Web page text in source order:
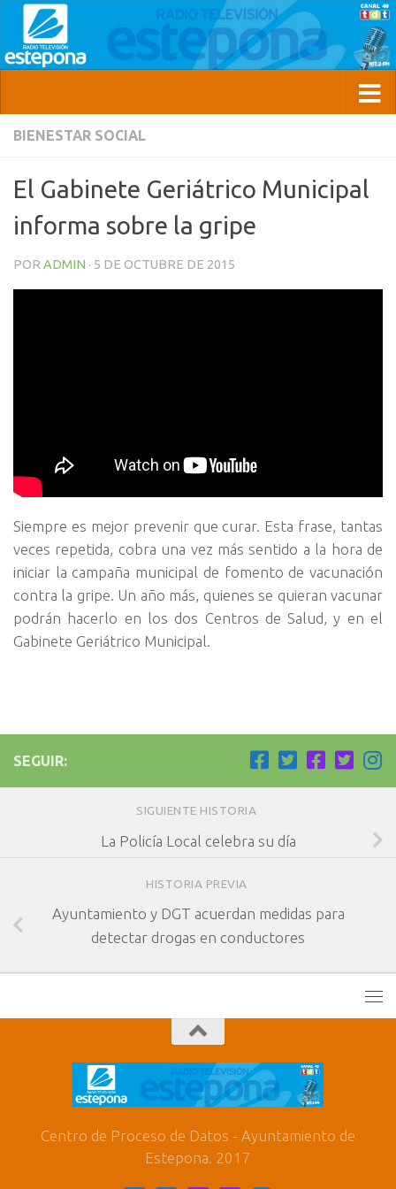
BIENESTAR SOCIAL
El Gabinete Geriátrico Municipal
informa sobre la gripe
POR ADMIN · 5 DE OCTUBRE DE 2015
Siempre es mejor prevenir que curar. Esta frase, tantas
veces repetida, cobra una vez más sentido a la hora de
iniciar la campaña municipal de fomento de vacunación
contra la gripe. Un año más, quienes se quieran vacunar
podrán hacerlo en los dos Centros de Salud, y en el
Gabinete Geriátrico Municipal.
SEGUIR:
SIGUIENTE HISTORIA
La Policía Local celebra su día
HISTORIA PREVIA
Ayuntamiento y DGT acuerdan medidas para
detectar drogas en conductores
Centro de Proceso de Datos - Ayuntamiento de
Estepona. 2017